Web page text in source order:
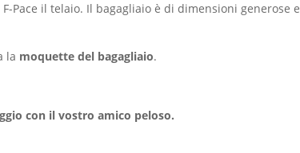
Pace il telaio. Il bagagliaio è di dimensioni generose e
la moquette del bagagliaio.
con il vostro amico peloso.